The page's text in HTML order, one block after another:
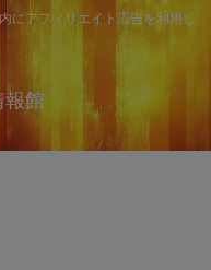
にアフィリエイト広告を利用し
報館